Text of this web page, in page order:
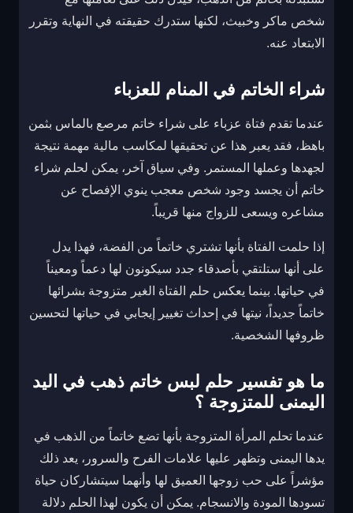
شخص ماكر وخبيث، لكنها ستدرك حقيقته في النهاية وتقرر
الابتعاد عنه.
شراء الخاتم في المنام للعزباء
عندما تقدم فتاة عزباء على شراء خاتم مرصع بالماس بثمن
باهظ، فقد يعبر هذا عن تحقيقها لمكاسب مالية مهمة نتيجة
لجهدها وعملها المستمر. وفي سياق آخر، يمكن لحلم شراء
خاتم أن يجسد وجود شخص معجب ينوي الإفصاح عن
مشاعره ويسعى للزواج منها قريباً.
إذا حلمت الفتاة بأنها تشتري خاتماً من الفضة، فهذا يدل
على أنها ستلتقي بأصدقاء جدد سيكونون لها دعماً ومعيناً
في حياتها. بينما يعكس حلم الفتاة الغير متزوجة بشرائها
خاتماً جديداً، نيتها في إحداث تغيير إيجابي في حياتها لتحسين
ظروفها الشخصية.
ما هو تفسير حلم لبس خاتم ذهب في اليد
اليمنى للمتزوجة ؟
عندما تحلم المرأة المتزوجة بأنها تضع خاتماً من الذهب في
يدها اليمنى وتظهر عليها علامات الفرح والسرور، يعد ذلك
مؤشراً على حب زوجها العميق لها وأنهما سيتشاركان حياة
تسودها المودة والانسجام. يمكن أن يكون لهذا الحلم دلالة